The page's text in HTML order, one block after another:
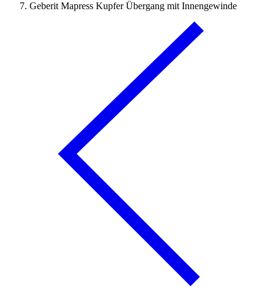
Geberit Mapress Kupfer Übergang mit Innengewinde